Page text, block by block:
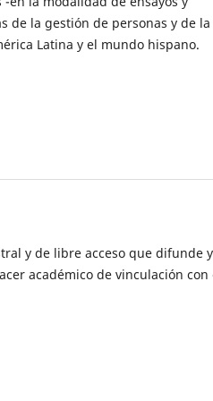
de la gestión de personas y de la
Latina y el mundo hispano.
y de libre acceso que difunde y
académico de vinculación con